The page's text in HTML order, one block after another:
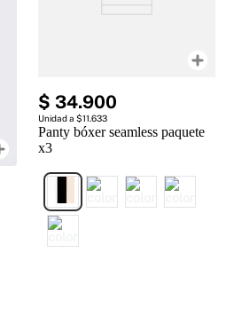
$ 34.900
Unidad a $11.633
Panty bóxer seamless paquete
x3